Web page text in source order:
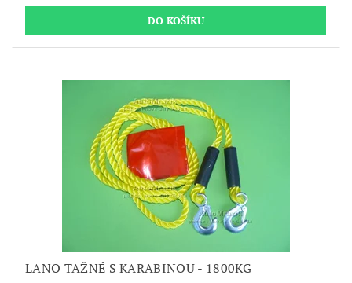
LANO TAŽNÉ S KARABINOU - 1800KG